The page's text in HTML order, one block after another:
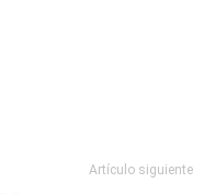
Artículo siguiente